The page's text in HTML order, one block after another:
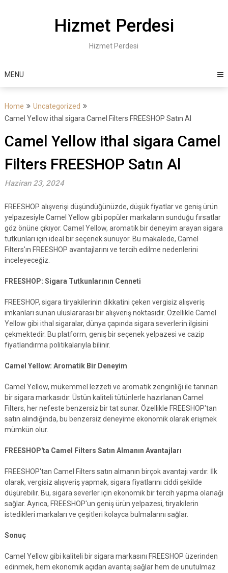
Hizmet Perdesi
Hizmet Perdesi
MENU
Home
Uncategorized
Camel Yellow ithal sigara Camel Filters FREESHOP Satın Al
Camel Yellow ithal sigara Camel
Filters FREESHOP Satın Al
Haziran 23, 2024
FREESHOP alışverişi düşündüğünüzde, düşük fiyatlar ve geniş ürün
yelpazesiyle Camel Yellow gibi popüler markaların sunduğu fırsatlar
göz önüne çıkıyor. Camel Yellow, aromatik bir deneyim arayan sigara
tutkunları için ideal bir seçenek sunuyor. Bu makalede, Camel
Filters'ın FREESHOP avantajlarını ve tercih edilme nedenlerini
inceleyeceğiz.
FREESHOP: Sigara Tutkunlarının Cenneti
FREESHOP, sigara tiryakilerinin dikkatini çeken vergisiz alışveriş
imkanları sunan uluslararası bir alışveriş noktasıdır. Özellikle Camel
Yellow gibi ithal sigaralar, dünya çapında sigara severlerin ilgisini
çekmektedir. Bu platform, geniş bir seçenek yelpazesi ve cazip
fiyatlandırma politikalarıyla bilinir.
Camel Yellow: Aromatik Bir Deneyim
Camel Yellow, mükemmel lezzeti ve aromatik zenginliği ile tanınan
bir sigara markasıdır. Üstün kaliteli tütünlerle hazırlanan Camel
Filters, her nefeste benzersiz bir tat sunar. Özellikle FREESHOP'tan
satın alındığında, bu benzersiz deneyime ekonomik olarak erişmek
mümkün olur.
FREESHOP'ta Camel Filters Satın Almanın Avantajları
FREESHOP'tan Camel Filters satın almanın birçok avantajı vardır. İlk
olarak, vergisiz alışveriş yapmak, sigara fiyatlarını ciddi şekilde
düşürebilir. Bu, sigara severler için ekonomik bir tercih yapma olanağı
sağlar. Ayrıca, FREESHOP'un geniş ürün yelpazesi, tiryakilerin
istedikleri markaları ve çeşitleri kolayca bulmalarını sağlar.
Sonuç
Camel Yellow gibi kaliteli bir sigara markasını FREESHOP üzerinden
edinmek, hem ekonomik açıdan avantaj sağlar hem de unutulmaz